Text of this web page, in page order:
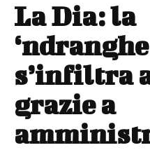
La Dia: la
s’infiltra
grazie a